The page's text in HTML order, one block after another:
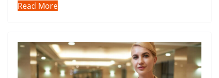
Read More